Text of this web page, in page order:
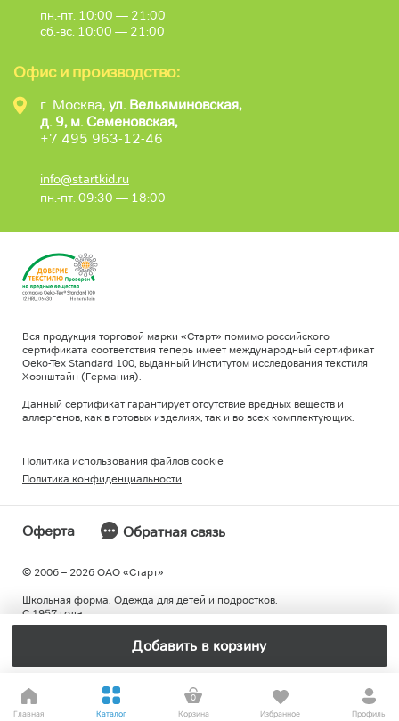
Добавить в корзину
пн.-пт. 10:00 — 21:00
сб.-вс. 10:00 — 21:00
Офис и производство:
г. Москва, ул. Вельяминовская,
д. 9, м. Семеновская,
+7 495 963-12-46
info@startkid.ru
пн.-пт. 09:30 — 18:00
© 2006 – 2026 ОAO «Старт»
Школьная форма. Одежда для детей и подростков.
С 1957 года.
Оферта Обратная связь
Вся продукция торговой марки «Старт» помимо российского
сертификата соответствия теперь имеет международный сертификат
Oeko-Tex Standard 100, выданный Институтом исследования текстиля
Хоэнштайн (Германия).
Данный сертификат гарантирует отсутствие вредных веществ и
аллергенов, как в готовых изделиях, так и во всех комплектующих.
Политика использования файлов cookie
Политика конфиденциальности
Главная Каталог
0
Корзина Избранное Профиль